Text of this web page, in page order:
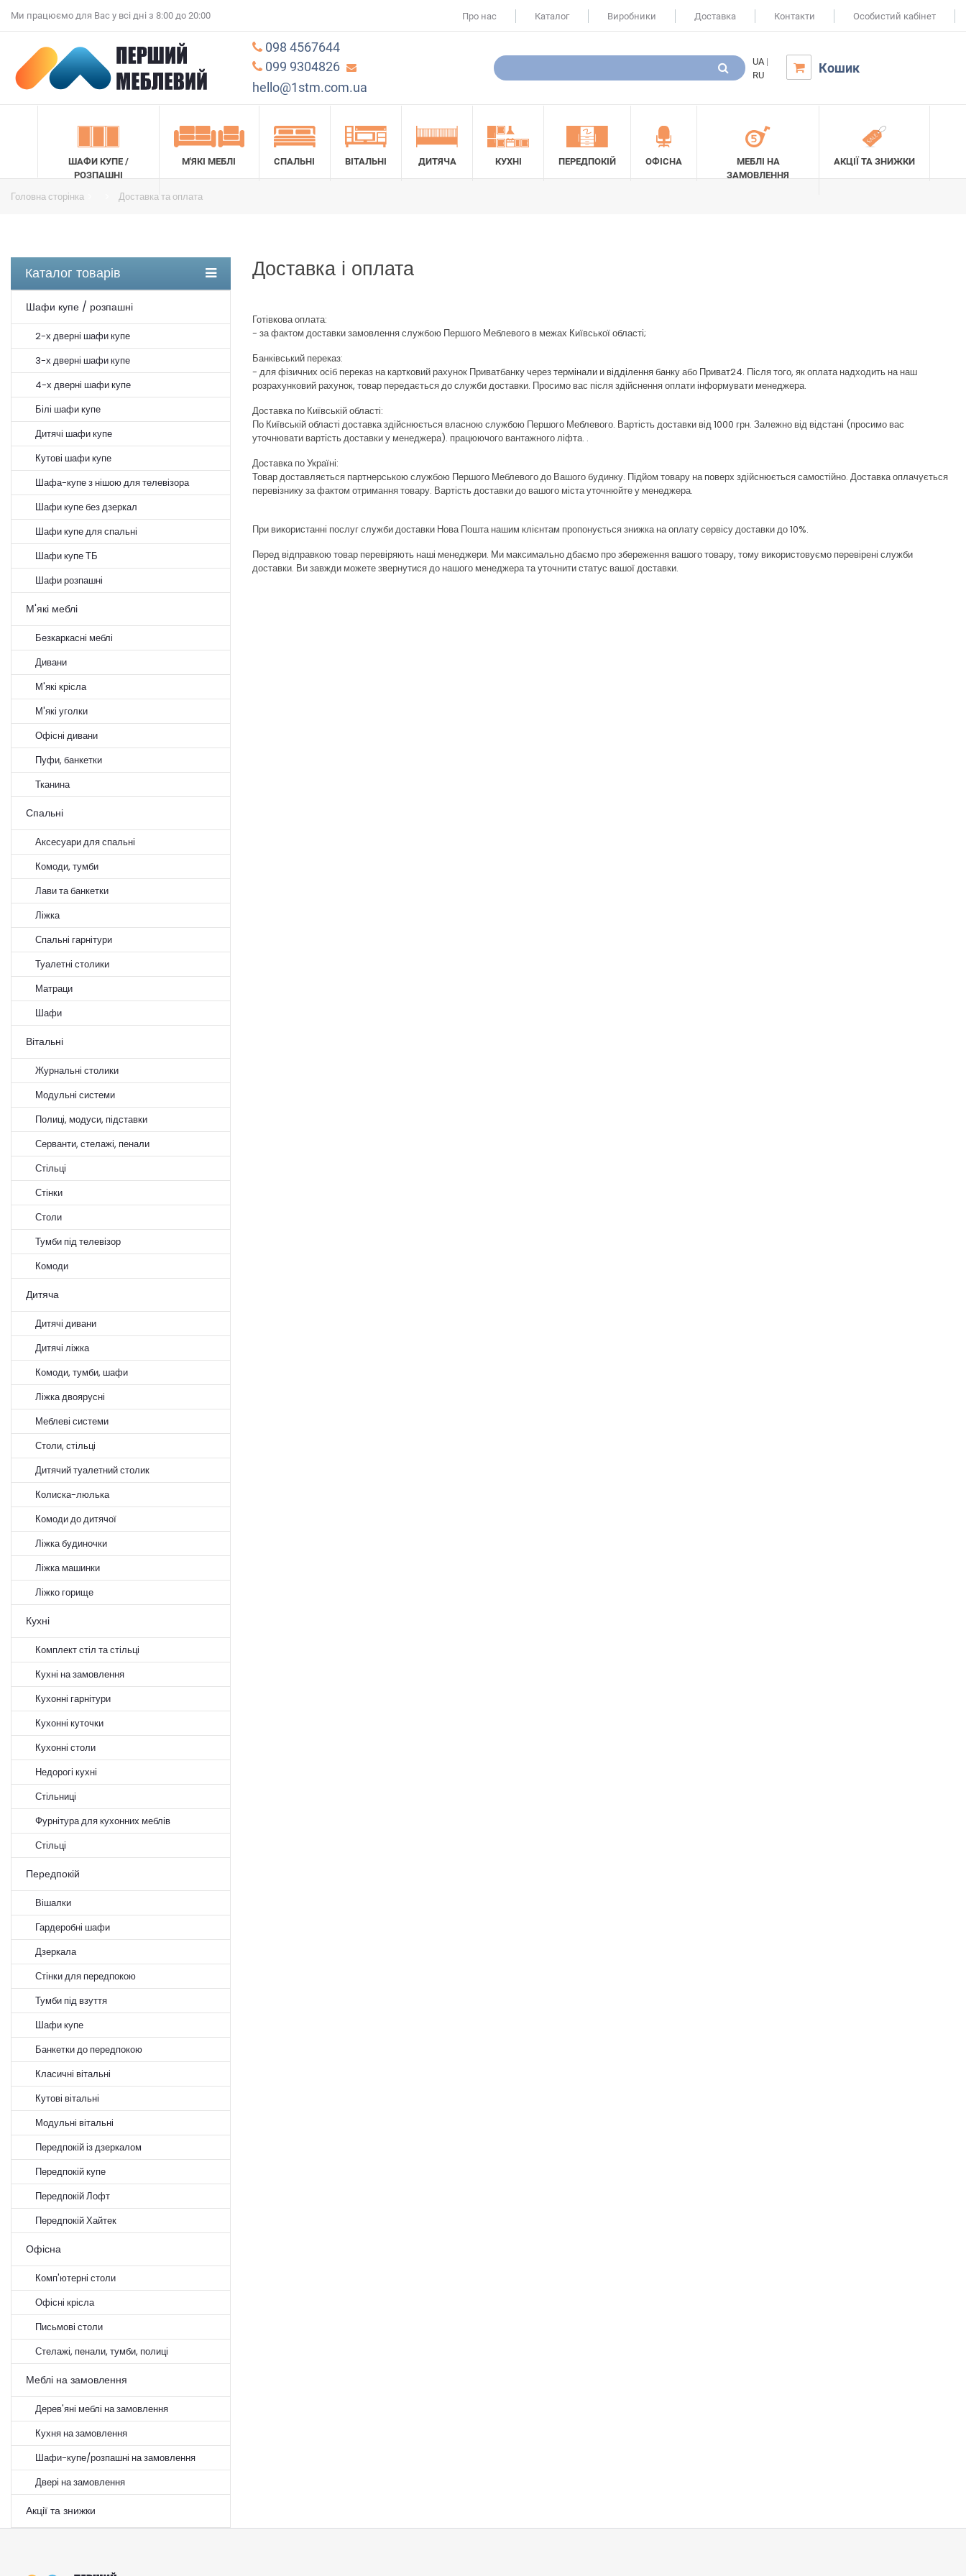
Ми працюємо для Вас у всі дні з 8:00 до 20:00 Про нас Каталог Виробники Доставка Контакти Особистий кабінет
098 4567644
099 9304826
hello@1stm.com.ua
UA |
RU
 Кошик
ШАФИ КУПЕ /
РОЗПАШНІ
М'ЯКІ МЕБЛІ СПАЛЬНІ ВІТАЛЬНІ ДИТЯЧА КУХНІ ПЕРЕДПОКІЙ ОФІСНА
МЕБЛІ НА
ЗАМОВЛЕННЯ
АКЦІЇ ТА ЗНИЖКИ
Головна сторінка Доставка та оплата
Каталог товарів
Шафи купе / розпашні
2-х дверні шафи купе
3-х дверні шафи купе
4-х дверні шафи купе
Білі шафи купе
Дитячі шафи купе
Кутові шафи купе
Шафа-купе з нішою для телевізора
Шафи купе без дзеркал
Шафи купе для спальні
Шафи купе ТБ
Шафи розпашні
М'які меблі
Безкаркасні меблі
Дивани
М'які крісла
М'які уголки
Офісні дивани
Пуфи, банкетки
Тканина
Спальні
Аксесуари для спальні
Комоди, тумби
Лави та банкетки
Ліжка
Спальні гарнітури
Туалетні столики
Матраци
Шафи
Вітальні
Журнальні столики
Модульні системи
Полиці, модуси, підставки
Серванти, стелажі, пенали
Стільці
Стінки
Столи
Тумби під телевізор
Комоди
Дитяча
Дитячі дивани
Дитячі ліжка
Комоди, тумби, шафи
Ліжка двоярусні
Меблеві системи
Столи, стільці
Дитячий туалетний столик
Колиска-люлька
Комоди до дитячої
Ліжка будиночки
Ліжка машинки
Ліжко горище
Кухні
Комплект стіл та стільці
Кухні на замовлення
Кухонні гарнітури
Кухонні куточки
Кухонні столи
Недорогі кухні
Стільниці
Фурнітура для кухонних меблів
Стільці
Передпокій
Вішалки
Гардеробні шафи
Дзеркала
Стінки для передпокою
Тумби під взуття
Шафи купе
Банкетки до передпокою
Класичні вітальні
Кутові вітальні
Модульні вітальні
Передпокій із дзеркалом
Передпокій купе
Передпокій Лофт
Передпокій Хайтек
Офісна
Комп'ютерні столи
Офісні крісла
Письмові столи
Стелажі, пенали, тумби, полиці
Меблі на замовлення
Дерев'яні меблі на замовлення
Кухня на замовлення
Шафи-купе/розпашні на замовлення
Двері на замовлення
Акції та знижки
Доставка і оплата
Готівкова оплата:
- за фактом доставки замовлення службою Першого Меблевого в межах Київської області;
Банківський переказ:
- для фізичних осіб переказ на картковий рахунок Приватбанку черезтермінали и відділення банкуабо Приват24. Після того, як оплата надходить на наш
розрахунковий рахунок, товар передається до служби доставки. Просимо вас після здійснення оплати інформувати менеджера.
Доставка по Київській області:
По Київській області доставка здійснюється власною службою Першого Меблевого. Вартість доставки від 1000 грн. Залежно від відстані (просимо вас
уточнювати вартість доставки у менеджера). працюючого вантажного ліфта. .
Доставка по Україні:
Товар доставляється партнерською службою Першого Меблевого до Вашого будинку. Підйом товару на поверх здійснюється самостійно. Доставка оплачується
перевізнику за фактом отримання товару. Вартість доставки до вашого міста уточнюйте у менеджера.
При використанні послуг служби доставки Нова Пошта нашим клієнтам пропонується знижка на оплату сервісу доставки до 10%.
Перед відправкою товар перевіряють наші менеджери. Ми максимально дбаємо про збереження вашого товару, тому використовуємо перевірені служби
доставки. Ви завжди можете звернутися до нашого менеджера та уточнити статус вашої доставки.